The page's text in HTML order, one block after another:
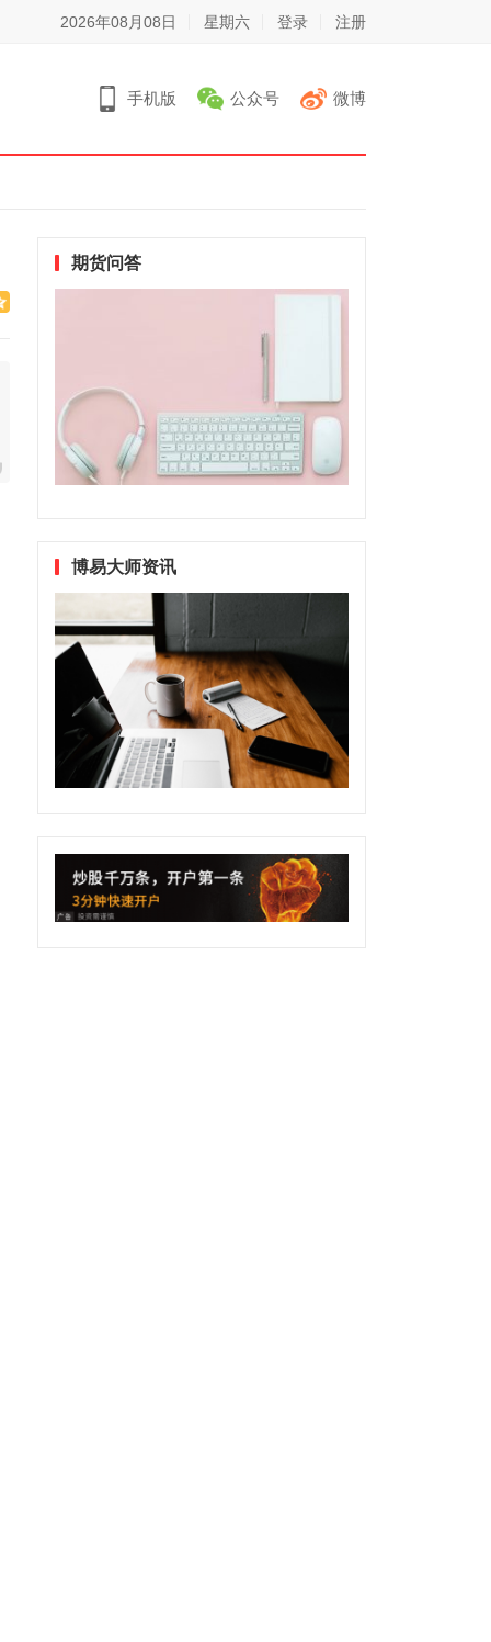
2026年08月08日 星期六 登录 注册
手机版 公众号 微博
期货问答
博易大师资讯